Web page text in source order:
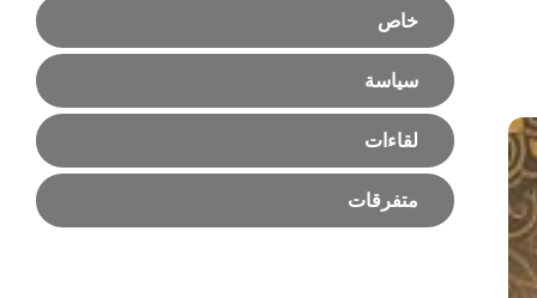
خاص
سياسة
لقاءات
متفرقات